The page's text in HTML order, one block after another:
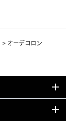
> オーデコロン